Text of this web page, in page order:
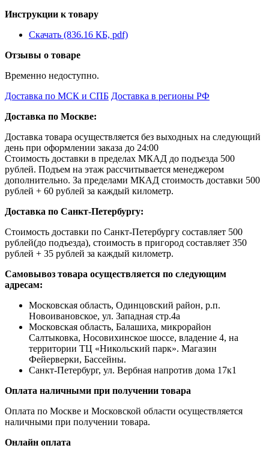
Инструкции к товару
Скачать (836.16 КБ, pdf)
Отзывы о товаре
Временно недоступно.
Доставка по МСК и СПБ Доставка в регионы РФ
Доставка по Москве:
Доставка товара осуществляется без выходных на следующий
день при оформлении заказа до 24:00
Стоимость доставки в пределах МКАД до подъезда 500
рублей. Подъем на этаж рассчитывается менеджером
дополнительно. За пределами МКАД стоимость доставки 500
рублей + 60 рублей за каждый километр.
Доставка по Санкт-Петербургу:
Стоимость доставки по Санкт-Петербургу составляет 500
рублей(до подъезда), стоимость в пригород составляет 350
рублей + 35 рублей за каждый километр.
Самовывоз товара осуществляется по следующим
адресам:
Московская область, Одинцовский район, р.п.
Новоивановское, ул. Западная стр.4a
Московская область, Балашиха, микрорайон
Салтыковка, Носовихинское шоссе, владение 4, на
территории ТЦ «Никольский парк». Магазин
Фейерверки, Бассейны.
Санкт-Петербург, ул. Вербная напротив дома 17к1
Оплата наличными при получении товара
Оплата по Москве и Московской области осуществляется
наличными при получении товара.
Онлайн оплата